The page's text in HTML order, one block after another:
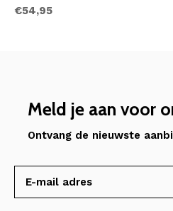
€54,95
Meld je aan voor
Ontvang de nieuwste